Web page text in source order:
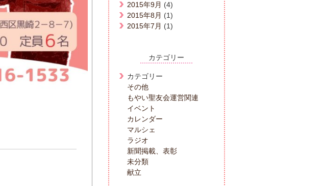
2015年9月 (4)
2015年8月 (1)
2015年7月 (1)
カテゴリー
カテゴリー
その他
もやい聖友会運営関連
イベント
カレンダー
マルシェ
ラジオ
新聞掲載、表彰
未分類
献立